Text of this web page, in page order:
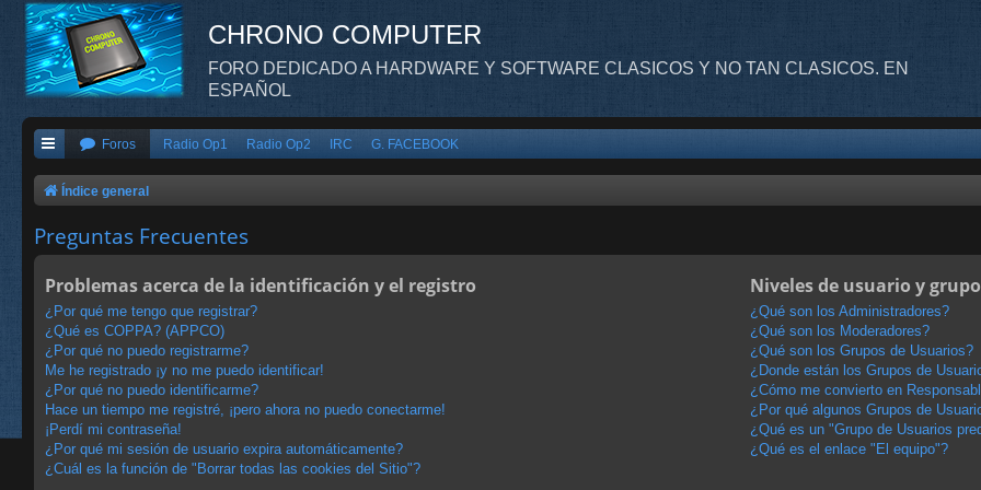
CHRONO COMPUTER
FORO DEDICADO A HARDWARE Y SOFTWARE CLASICOS Y NO TAN CLASICOS. EN
ESPAÑOL
Foros Radio Op1 Radio Op2 IRC G. FACEBOOK
Índice general
Preguntas Frecuentes
Problemas acerca de la identificación y el registro
¿Por qué me tengo que registrar?
¿Qué es COPPA? (APPCO)
¿Por qué no puedo registrarme?
Me he registrado ¡y no me puedo identificar!
¿Por qué no puedo identificarme?
Hace un tiempo me registré, ¡pero ahora no puedo conectarme!
¡Perdí mi contraseña!
¿Por qué mi sesión de usuario expira automáticamente?
¿Cuál es la función de "Borrar todas las cookies del Sitio"?
Niveles de usuario y
¿Qué son los Administradores?
¿Qué son los Moderadores?
¿Qué son los Grupos de Usuarios?
¿Donde están los Grupos de
¿Cómo me convierto en
¿Por qué algunos Grupos de
¿Qué es un "Grupo de Usuarios
¿Qué es el enlace "El equipo"?